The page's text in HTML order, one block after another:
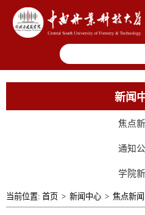
新闻
焦点
通知
学院
当前位置: 首页 > 新闻中心 > 焦点新闻